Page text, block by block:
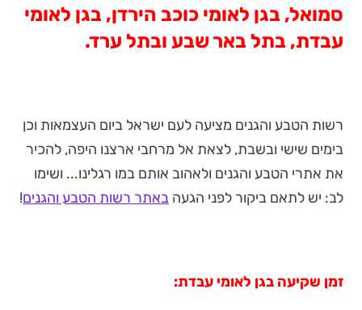
סמואל, בגן לאומי כוכב הירדן, בגן לאומי
עבדת, בתל באר שבע ובתל ערד.
רשות הטבע והגנים מציעה לעם ישראל ביום העצמאות וכן
בימים שישי ובשבת, לצאת אל מרחבי ארצנו היפה, להכיר
את אתרי הטבע והגנים ולאהוב אותם במו רגלינו... ושימו
לב: יש לתאם ביקור לפני הגעה באתר רשות הטבע והגנים!
זמן שקיעה בגן לאומי עבדת: